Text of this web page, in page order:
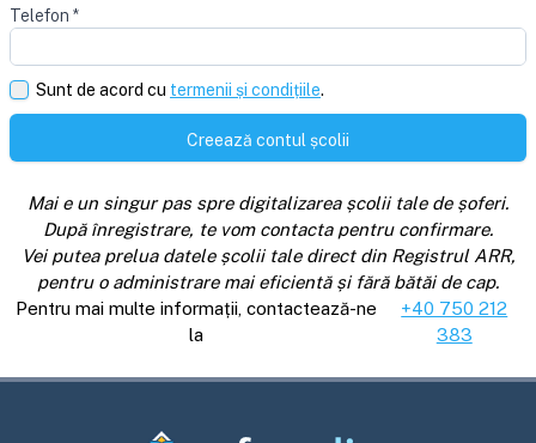
Telefon *
Sunt de acord cu termenii și condițiile.
Creează contul școlii
Mai e un singur pas spre digitalizarea școlii tale de șoferi.
După înregistrare, te vom contacta pentru confirmare.
Vei putea prelua datele școlii tale direct din Registrul ARR,
pentru o administrare mai eficientă și fără bătăi de cap.
Pentru mai multe informații, contactează-ne
la
+40 750 212
383